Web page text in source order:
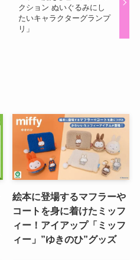
クション ぬいぐるみにし
たいキャラクターグランプ
リ」
絵本に登場するマフラーや
コートを身に着けたミッフ
ィー！アイアップ「ミッフ
ィー」”ゆきのひ”グッズ